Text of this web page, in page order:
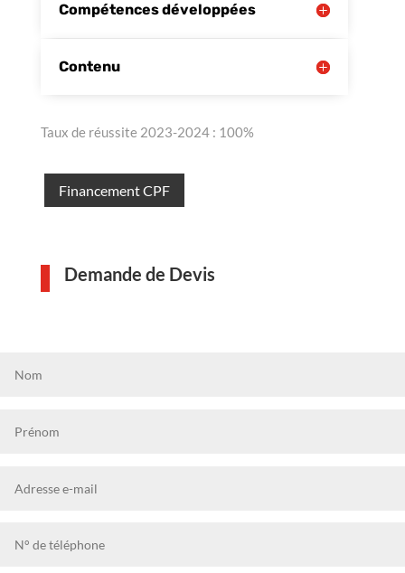
Compétences développées
Contenu
Taux de réussite 2023-2024 : 100%
Financement CPF
Demande de Devis